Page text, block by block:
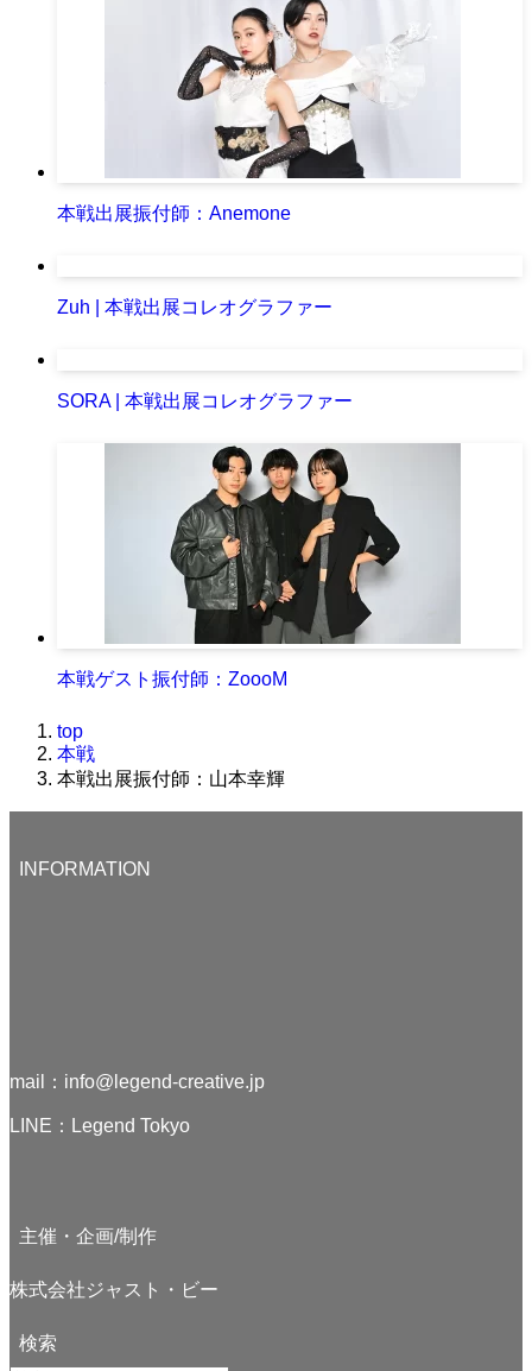
本戦出展振付師：Anemone
Zuh | 本戦出展コレオグラファー
SORA | 本戦出展コレオグラファー
本戦ゲスト振付師：ZoooM
top
本戦
本戦出展振付師：山本幸輝
INFORMATION
mail： info@legend-creative.jp
LINE： Legend Tokyo
主催・企画/制作
株式会社ジャスト・ビー
検索